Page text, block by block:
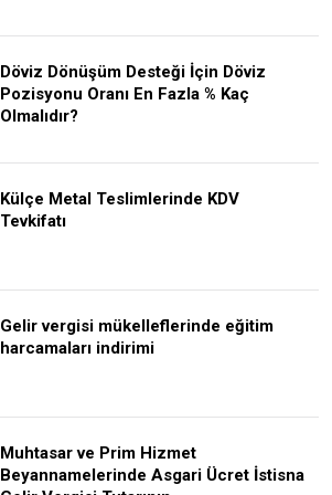
Döviz Dönüşüm Desteği İçin Döviz
Pozisyonu Oranı En Fazla % Kaç
Olmalıdır?
Külçe Metal Teslimlerinde KDV
Tevkifatı
Gelir vergisi mükelleflerinde eğitim
harcamaları indirimi
Muhtasar ve Prim Hizmet
Beyannamelerinde Asgari Ücret İstisna